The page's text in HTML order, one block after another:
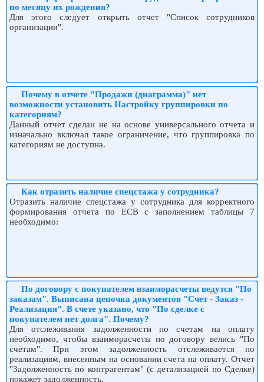
по месяцу их рождения?
Для этого следует открыть отчет "Список сотрудников
организации".
Почему в отчете "Продажи (диаграмма)" нет
возможности установить Настройку группировки по
категориям?
Данный отчет сделан не на основе универсального отчета и
изначально включал такое ограничение, что группировка по
категориям не доступна.
Как отразить наличие спецстажа у сотрудника?
Отразить наличие спецстажа у сотрудника для корректного
формирования отчета по ЕСВ с заполнением таблицы 7
необходимо:
По договору с покупателем взаиморасчеты ведутся "По
заказам". Выписана цепочка документов "Счет - Заказ -
Реализация". В счете указано, что "По сделке с
покупателем нет долга". Почему?
Для отслеживания задолженности по счетам на оплату
необходимо, чтобы взаиморасчеты по договору велись "По
счетам". При этом задолженность отслеживается по
реализациям, внесенным на основании счета на оплату. Отчет
"Задолженность по контрагентам" (с детализацией по Сделке)
покажет задолженность.